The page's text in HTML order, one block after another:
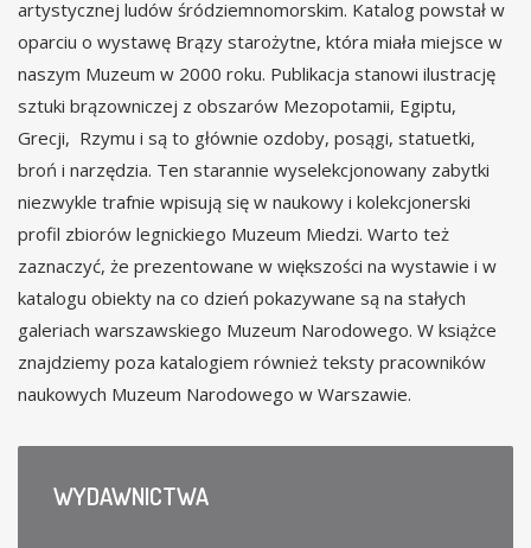
artystycznej ludów śródziemnomorskim. Katalog powstał w
oparciu o wystawę Brązy starożytne, która miała miejsce w
naszym Muzeum w 2000 roku. Publikacja stanowi ilustrację
sztuki brązowniczej z obszarów Mezopotamii, Egiptu,
Grecji, Rzymu i są to głównie ozdoby, posągi, statuetki,
broń i narzędzia. Ten starannie wyselekcjonowany zabytki
niezwykle trafnie wpisują się w naukowy i kolekcjonerski
profil zbiorów legnickiego Muzeum Miedzi. Warto też
zaznaczyć, że prezentowane w większości na wystawie i w
katalogu obiekty na co dzień pokazywane są na stałych
galeriach warszawskiego Muzeum Narodowego. W książce
znajdziemy poza katalogiem również teksty pracowników
naukowych Muzeum Narodowego w Warszawie.
WYDAWNICTWA